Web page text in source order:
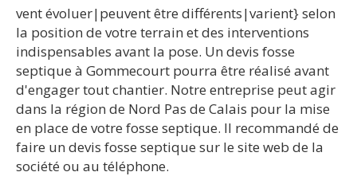
vent évoluer|peuvent être différents|varient} selon
la position de votre terrain et des interventions
indispensables avant la pose. Un devis fosse
septique à Gommecourt pourra être réalisé avant
d'engager tout chantier. Notre entreprise peut agir
dans la région de Nord Pas de Calais pour la mise
en place de votre fosse septique. Il recommandé de
faire un devis fosse septique sur le site web de la
société ou au téléphone.